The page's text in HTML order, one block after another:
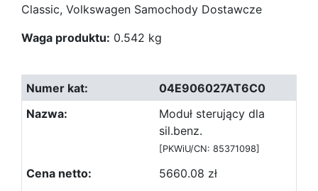
Classic, Volkswagen Samochody Dostawcze
Waga produktu: 0.542 kg
04E906027AT6C0
Moduł sterujący dla
sil.benz.
[PKWiU/CN: 85371098]
5660.08 zł